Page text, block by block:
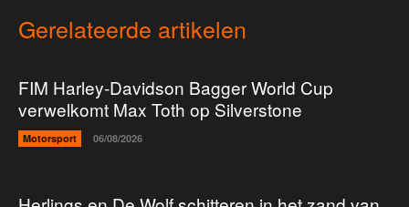
Gerelateerde artikelen
FIM Harley-Davidson Bagger World Cup
verwelkomt Max Toth op Silverstone
Motorsport 06/08/2026